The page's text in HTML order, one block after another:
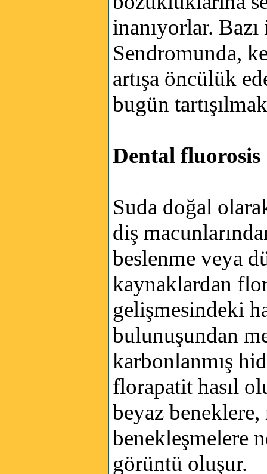
inanıyorlar.
Sendromunda,
artışa öncülük
bugün
Dental fluorosis
Suda doğal
diş
beslenme veya
kaynaklardan
gelişmesindeki
bulunuşundan
karbonlanmış
florapatit hasıl
beyaz beneklere,
benekleşmelere
görüntü oluşur.